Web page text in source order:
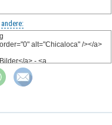
andere: